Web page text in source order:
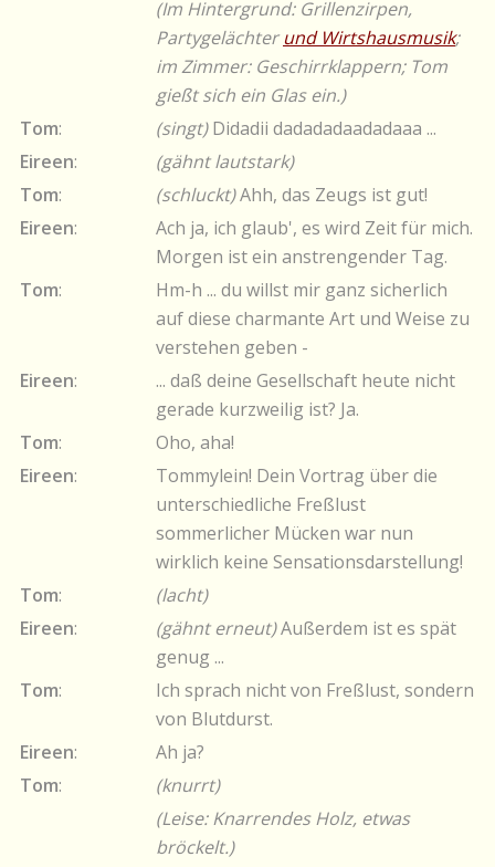
(Im Hintergrund: Grillenzirpen,
Partygelächterund Wirtshausmusik;
im Zimmer: Geschirrklappern; Tom
gießt sich ein Glas ein.)
Tom: (singt)Didadii dadadadaadadaaa ...
Eireen:
(gähnt lautstark)
Tom: (schluckt)Ahh, das Zeugs ist gut!
Eireen:
Ach ja, ich glaub', es wird Zeit für mich.
Morgen ist ein anstrengender Tag.
Tom:
Hm-h ... du willst mir ganz sicherlich
auf diese charmante Art und Weise zu
verstehen geben -
Eireen:
... daß deine Gesellschaft heute nicht
gerade kurzweilig ist? Ja.
Tom:
Oho, aha!
Eireen:
Tommylein! Dein Vortrag über die
unterschiedliche Freßlust
sommerlicher Mücken war nun
wirklich keine Sensationsdarstellung!
Tom:
(lacht)
Eireen: (gähnt erneut)Außerdem ist es spät
genug ...
Tom:
Ich sprach nicht von Freßlust, sondern
von Blutdurst.
Eireen:
Ah ja?
Tom:
(knurrt)
(Leise: Knarrendes Holz, etwas
bröckelt.)